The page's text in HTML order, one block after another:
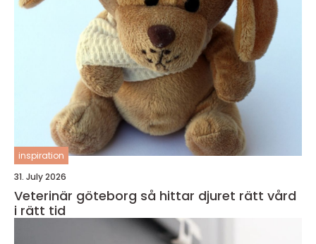
inspiration
31. July 2026
Veterinär göteborg så hittar djuret rätt vård
i rätt tid